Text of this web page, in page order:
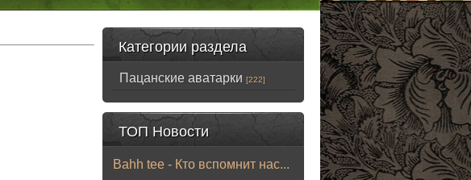
Категории раздела
Пацанские аватарки [222]
ТОП Новости
Bahh tee - Кто вспомнит нас...